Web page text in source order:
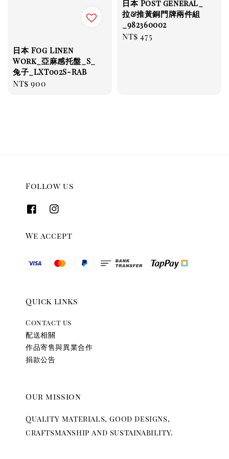
日本 Fog Linen
Work_亞麻感托盤_S_
兔子_LXT002S-RAB
Regular
NT$ 900
日本 Post general_
拉&推黃銅門牌兩件組
_982360002
Regular
NT$ 475
Follow us
We accept
Quick links
Contact us
配送相關
作品寄售與異業合作
捐款公告
Our mission
Quality materials, good designs,
craftsmanship and sustainability.